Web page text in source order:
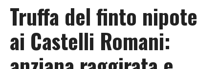
Truffa del finto nipote
ai Castelli Romani: